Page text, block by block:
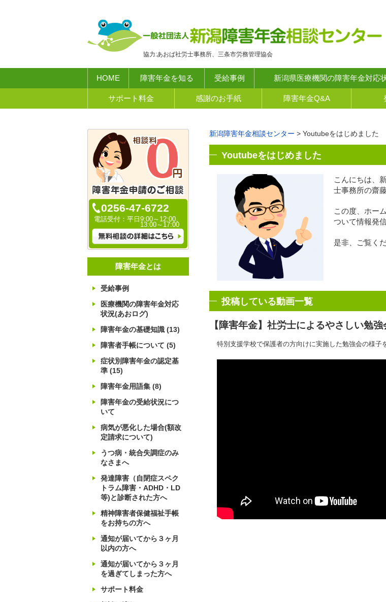
協力:あおば社労士事務所、三条市労務管理協会
HOME
障害年金を知る 受給事例 新潟県医療機関の障害年金対応
サポート料金 感謝のお手紙 障害年金Q&A
新潟障害年金相談センター > Youtubeをはじめました
Youtubeをはじめました
こんにちは、
士事務所の齋
この度、ホー
ついて情報発
是非、ご覧く
投稿している動画一覧
【障害年金】社労士によるやさしい勉強
特別支援学校で保護者の方向けに実施した勉強会の様子
0256-47-6722
電話受付： 平日9:00～12:00、
13:00～17:00
障害年金とは
受給事例
医療機関の障害年金対応
状況(あおログ)
障害年金の基礎知識 (13)
障害者手帳について (5)
症状別障害年金の認定基
準 (15)
障害年金用語集 (8)
障害年金の受給状況につ
いて
病気が悪化した場合(額改
定請求について)
うつ病・統合失調症のみ
なさまへ
発達障害（自閉症スペク
トラム障害・ADHD・LD
等)と診断された方へ
精神障害者保健福祉手帳
をお持ちの方へ
通知が届いてから３ヶ月
以内の方へ
通知が届いてから３ヶ月
を過ぎてしまった方へ
サポート料金